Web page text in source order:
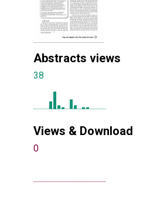
Abstracts views
38
Views & Download
0